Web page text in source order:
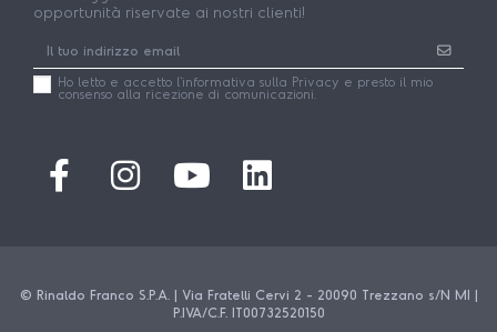
opportunità riservate ai nostri clienti!
Ho letto e accetto l'informativa sulla Privacy e presto il mio
consenso alla ricezione di comunicazioni.
© Rinaldo Franco S.P.A. | Via Fratelli Cervi 2 - 20090 Trezzano s/N MI |
P.IVA/C.F. IT00732520150